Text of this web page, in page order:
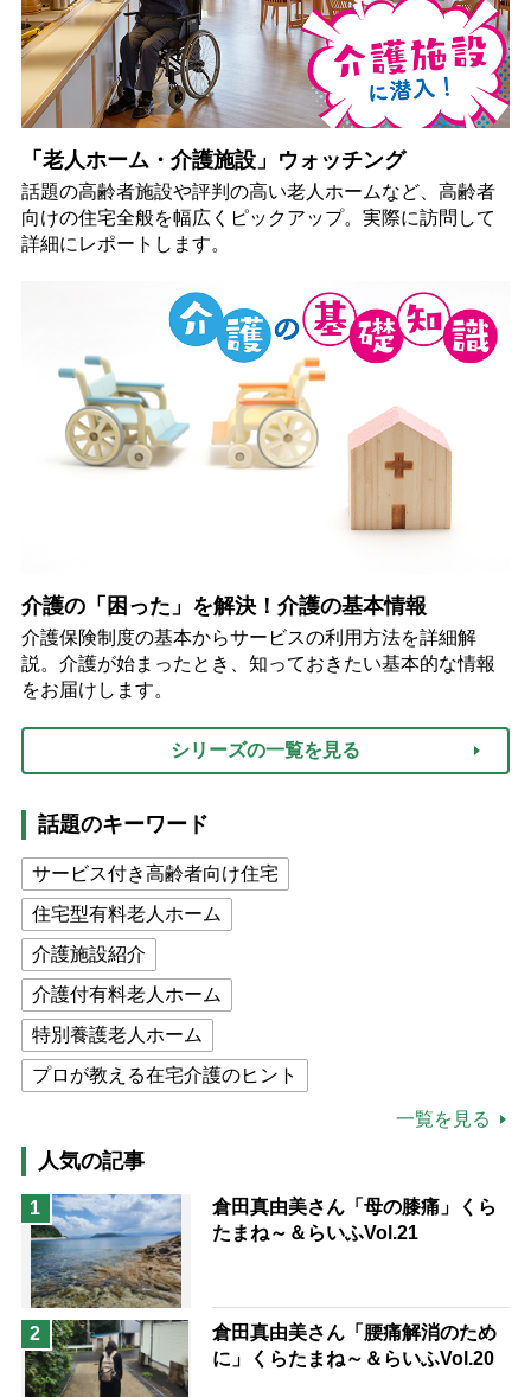
「老人ホーム・介護施設」ウォッチング
話題の高齢者施設や評判の高い老人ホームなど、高齢者
向けの住宅全般を幅広くピックアップ。実際に訪問して
詳細にレポートします。
介護の「困った」を解決！介護の基本情報
介護保険制度の基本からサービスの利用方法を詳細解
説。介護が始まったとき、知っておきたい基本的な情報
をお届けします。
シリーズの一覧を見る
話題のキーワード
サービス付き高齢者向け住宅
住宅型有料老人ホーム
介護施設紹介
介護付有料老人ホーム
特別養護老人ホーム
プロが教える在宅介護のヒント
高木ブー
ケアマネジャー
猫が母になつきません
息子の遠距離介護サバイバル術
兄がボケました
予防法
一覧を見る
人気の記事
1
倉田真由美さん「母の膝痛」くら
たまね～＆らいふVol.21
2
倉田真由美さん「腰痛解消のため
に」くらたまね～＆らいふVol.20